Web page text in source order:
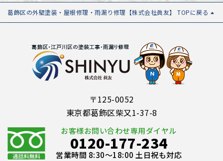
葛飾区の外壁塗装・屋根修理・雨漏り修理【株式会社眞友】 TOPに戻る
〒125-0052
東京都葛飾区柴又1-37-8
お客様お問い合わせ専用ダイヤル
0120-177-234
営業時間 8:30～18:00 土日祝も対応